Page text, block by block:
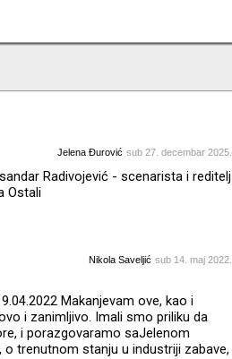
Jelena Đurović sub 27. decembar 2025.
Radivojević - scenarista i reditelj
Ostali
Nikola Saveljić sub 14. maj 2022.
Makanjevam ove, kao i
i zanimljivo. Imali smo priliku da
i porazgovaramo saJelenom
o trenutnom stanju u industriji zabave,